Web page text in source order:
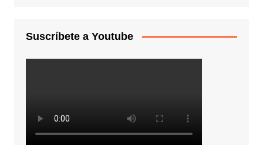
Suscríbete a Youtube